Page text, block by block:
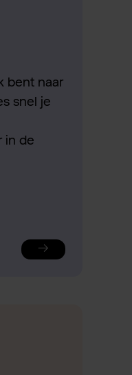
bent naar
snel je
in de